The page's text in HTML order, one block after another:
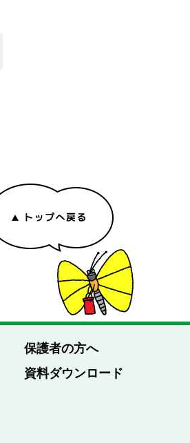
保護者の方へ
資料ダウンロード